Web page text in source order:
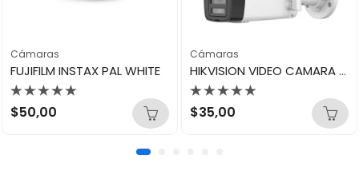
Cámaras
FUJIFILM INSTAX PAL WHITE
Valorado
con
$50,00
Cámaras
HIKVISION VIDEO CAMARA RED BULLET FIJA WIFI 2MP PARA EXTERIORES DS-2CV1023G2-LIDWF
Valorado
con
$35,00